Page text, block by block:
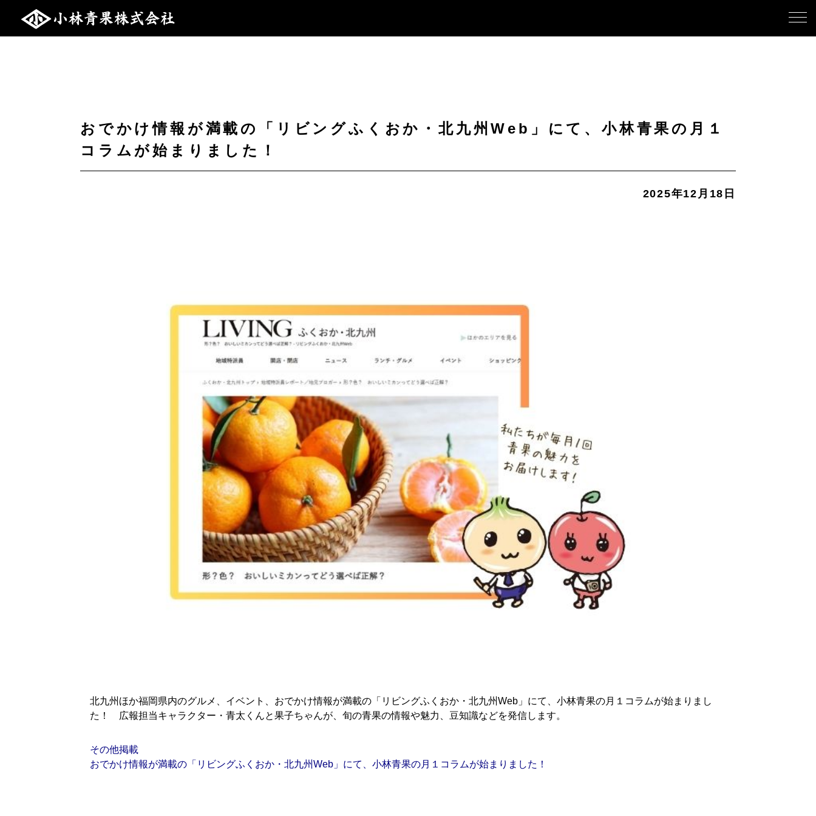
おでかけ情報が満載の「リビングふくおか・北九州Web」にて、小林青果の月１
コラムが始まりました！
2025年12月18日
北九州ほか福岡県内のグルメ、イベント、おでかけ情報が満載の「リビングふくおか・北九州Web」にて、小林青果の月１コラムが始まりまし
た！ 広報担当キャラクター・青太くんと果子ちゃんが、旬の青果の情報や魅力、豆知識などを発信します。
その他掲載
おでかけ情報が満載の「リビングふくおか・北九州Web」にて、小林青果の月１コラムが始まりました！